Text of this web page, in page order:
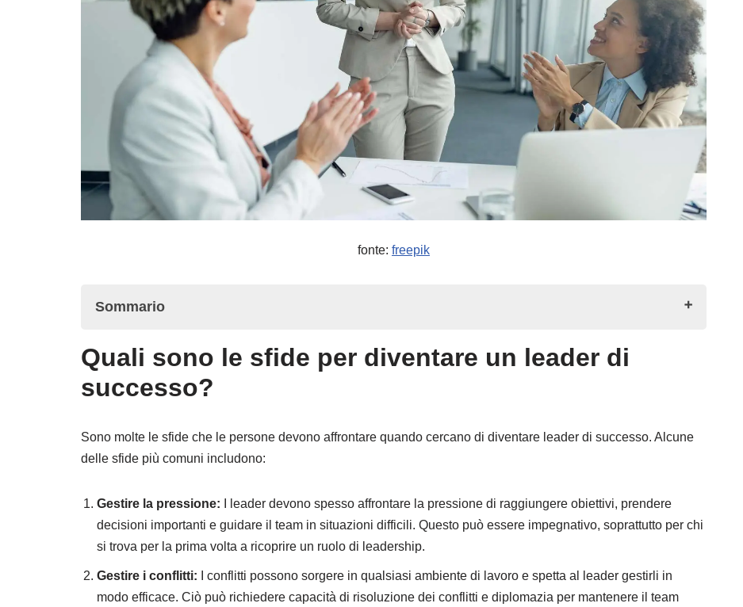
fonte: freepik
Sommario
Quali sono le sfide per diventare un leader di successo?
Competenze 1: Comunicazione efficace
Competenze 3: Resilienza
Competenze 5: Empatia
Competenze 6: Gestire i dipendenti difficili
Quali sono le sfide per diventare un leader di
successo?
Sono molte le sfide che le persone devono affrontare quando cercano di diventare leader di successo. Alcune
delle sfide più comuni includono:
Gestire la pressione: I leader devono spesso affrontare la pressione di raggiungere obiettivi, prendere
decisioni importanti e guidare il team in situazioni difficili. Questo può essere impegnativo, soprattutto per chi
si trova per la prima volta a ricoprire un ruolo di leadership.
Gestire i conflitti: I conflitti possono sorgere in qualsiasi ambiente di lavoro e spetta al leader gestirli in
modo efficace. Ciò può richiedere capacità di risoluzione dei conflitti e diplomazia per mantenere il team